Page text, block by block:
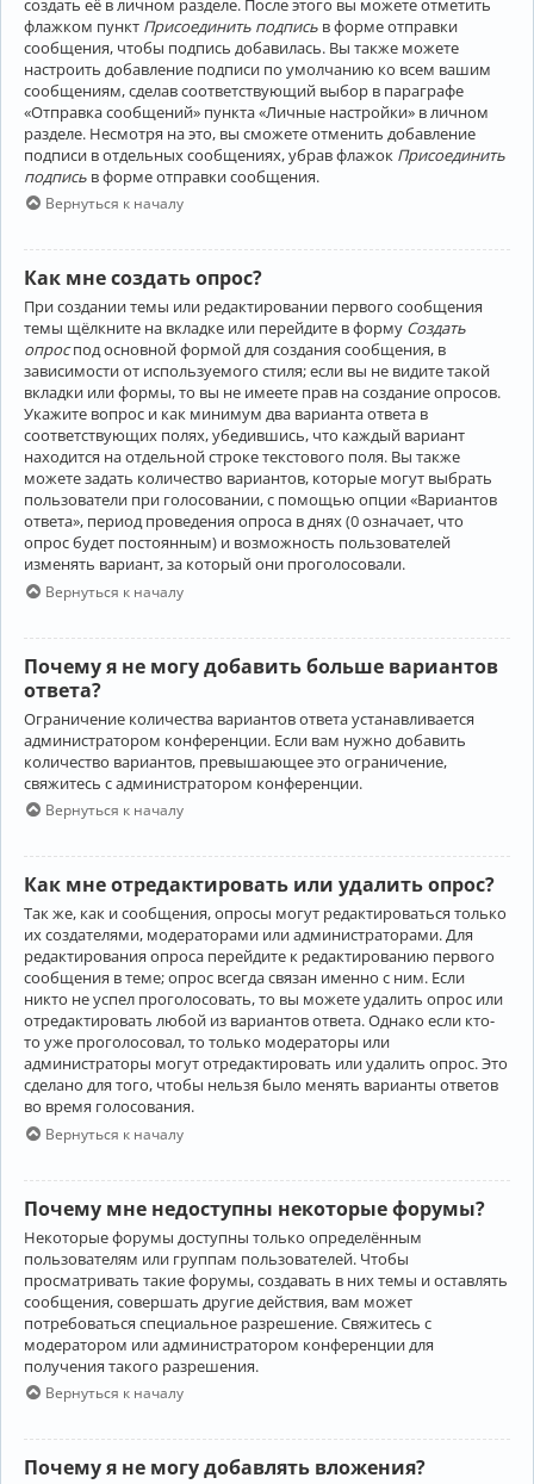
флажком пункт Присоединить подпись в форме отправки
сообщения, чтобы подпись добавилась. Вы также можете
настроить добавление подписи по умолчанию ко всем вашим
сообщениям, сделав соответствующий выбор в параграфе
«Отправка сообщений» пункта «Личные настройки» в личном
разделе. Несмотря на это, вы сможете отменить добавление
подписи в отдельных сообщениях, убрав флажок Присоединить
подпись в форме отправки сообщения.
Вернуться к началу
Как мне создать опрос?
При создании темы или редактировании первого сообщения
темы щёлкните на вкладке или перейдите в форму Создать
опроспод основной формой для создания сообщения, в
зависимости от используемого стиля; если вы не видите такой
вкладки или формы, то вы не имеете прав на создание опросов.
Укажите вопрос и как минимум два варианта ответа в
соответствующих полях, убедившись, что каждый вариант
находится на отдельной строке текстового поля. Вы также
можете задать количество вариантов, которые могут выбрать
пользователи при голосовании, с помощью опции «Вариантов
ответа», период проведения опроса в днях (0 означает, что
опрос будет постоянным) и возможность пользователей
изменять вариант, за который они проголосовали.
Вернуться к началу
Почему я не могу добавить больше вариантов
ответа?
Ограничение количества вариантов ответа устанавливается
администратором конференции. Если вам нужно добавить
количество вариантов, превышающее это ограничение,
свяжитесь с администратором конференции.
Вернуться к началу
Как мне отредактировать или удалить опрос?
Так же, как и сообщения, опросы могут редактироваться только
их создателями, модераторами или администраторами. Для
редактирования опроса перейдите к редактированию первого
сообщения в теме; опрос всегда связан именно с ним. Если
никто не успел проголосовать, то вы можете удалить опрос или
отредактировать любой из вариантов ответа. Однако если кто-
то уже проголосовал, то только модераторы или
администраторы могут отредактировать или удалить опрос. Это
сделано для того, чтобы нельзя было менять варианты ответов
во время голосования.
Вернуться к началу
Почему мне недоступны некоторые форумы?
Некоторые форумы доступны только определённым
пользователям или группам пользователей. Чтобы
просматривать такие форумы, создавать в них темы и оставлять
сообщения, совершать другие действия, вам может
потребоваться специальное разрешение. Свяжитесь с
модератором или администратором конференции для
получения такого разрешения.
Вернуться к началу
Почему я не могу добавлять вложения?